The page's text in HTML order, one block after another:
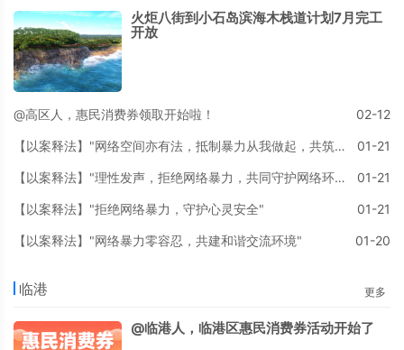
火炬八街到小石岛滨海木栈道计划7月完工
开放
@高区人，惠民消费券领取开始啦！ 02-12
【以案释法】"网络空间亦有法，抵制暴力从我做起，共筑和谐网络家园" 01-21
【以案释法】"理性发声，拒绝网络暴力，共同守护网络环境的清朗与正义" 01-21
【以案释法】"拒绝网络暴力，守护心灵安全" 01-21
【以案释法】"网络暴力零容忍，共建和谐交流环境" 01-20
临港 更多
@临港人，临港区惠民消费券活动开始了